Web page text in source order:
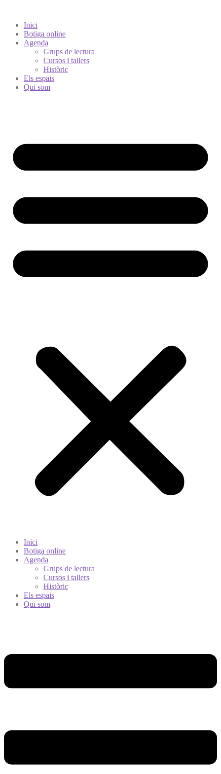
Inici
Botiga online
Agenda
Grups de lectura
Cursos i tallers
Històric
Els espais
Qui som
Inici
Botiga online
Agenda
Grups de lectura
Cursos i tallers
Històric
Els espais
Qui som